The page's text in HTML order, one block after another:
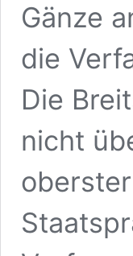
Gänze
die
Die
nicht